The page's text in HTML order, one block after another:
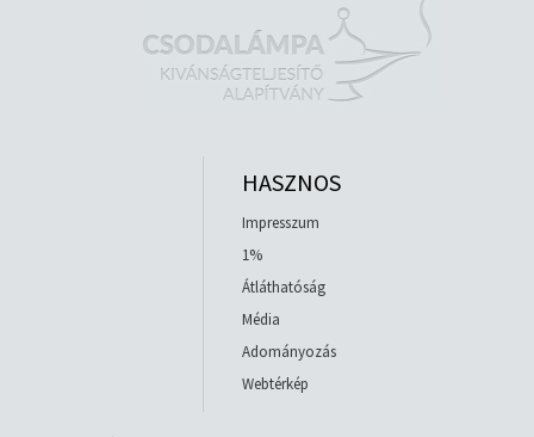
HASZNOS
Impresszum
1%
Átláthatóság
Média
Adományozás
Webtérkép